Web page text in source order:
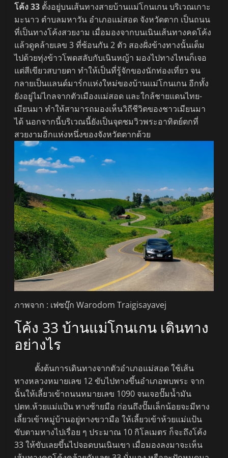
โค้ง 33 ตั้งอยู่บนเส้นทางสายบ้านแม่โกนเกน บริเวณเกาะ
มะนาว ตำบลมหาวัน อำเภอแม่สอด จังหวัดตาก เป็นถนน
ที่เป็นทางโค้งสวยงาม เมื่อมองจากบนเนินเส้นทางคดโค้ง
แล้วดูคล้ายเลข 3 ที่ซ้อนกัน 2 ตัว สองฝั่งข้างทางนั้นเต็ม
ไปด้วยทุ่งข้าวโพดสลับกับเนินหญ้า มองไปทางไหนก็เจอ
แต่สีเขียวสบายตา ทำให้เป็นที่รู้จักของนักท่องเที่ยว จน
กลายเป็นแลนด์มาร์กแห่งใหม่ของบ้านแม่โกนเกน อีกทั้ง
ยังอยู่ไม่ไกลจากตัวเมืองแม่สอด และใกล้ชายแดนไทย-
เมียนมา ทำให้สามารถมองเห็นวิถีชีวิตของชาวเมียนมา
ได้ นอกจากนี้บริเวณนี้ยังเป็นจุดชมวิวพระอาทิตย์ตกที่
สวยงามอีกแห่งหนึ่งของจังหวัดตากด้วย
ภาพจาก : เฟซบุ๊ก Warodom Traigisayavej
โค้ง 33 บ้านแม่โกนเกน เดินทาง
อย่างไร
ตั้งต้นการเดินทางจากตัวอำเภอแม่สอด ใช้เส้น
ทางหลวงหมายเลข 12 ขับไปทางขึ้นอำเภอพบพระ จาก
นั้นให้เลี้ยวเข้าถนนหมายเลข 1090 จนเจอปั๊มน้ำมัน
ปตท.ห้วยแม่แป้น ทางซ้ายมือ ก่อนถึงปั๊มเล็กน้อยจะมีทาง
เลี้ยวเข้าหมู่บ้านอยู่ทางขวามือ ให้เลี้ยวเข้าห้วยแม่แป้น
ขับตามทางไปเรื่อย ๆ ประมาณ 10 กิโลเมตร ก็จะถึงโค้ง
33 ให้ขับเลยขึ้นไปจอดบนเนินเขา เมื่อมองลงมาจะเห็น